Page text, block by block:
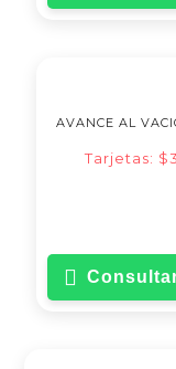
AVANCE AL
Tarjetas: